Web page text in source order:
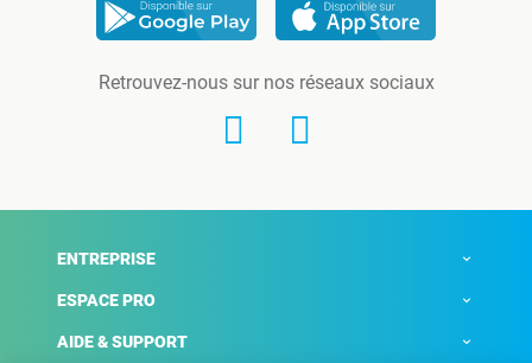
Retrouvez-nous sur nos réseaux sociaux
ENTREPRISE
ESPACE PRO
AIDE & SUPPORT